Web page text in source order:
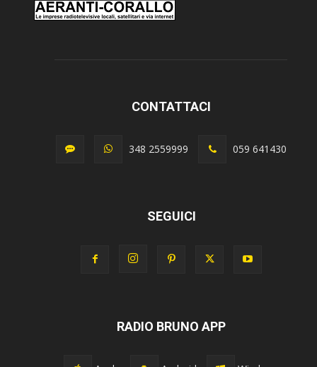
CONTATTACI
348 2559999 059 641430
SEGUICI
RADIO BRUNO APP